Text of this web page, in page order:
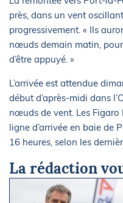
près, dans un vent
progressivement. « Ils
nœuds demain matin,
d’être appuyé. »
L’arrivée est attendue
début d’après-midi dans
nœuds de vent. Les
ligne d’arrivée en baie de
16 heures, selon les
La rédaction